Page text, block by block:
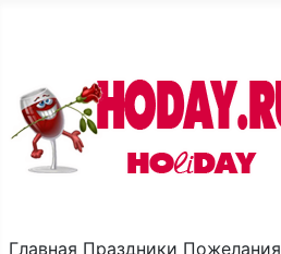
Главная Праздники Пожелания